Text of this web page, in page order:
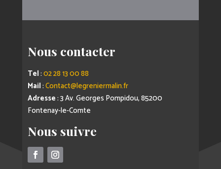
Nous contacter
Tel:02 28 13 00 88
Mail:Contact@legreniermalin.fr
Adresse: 3 Av. Georges Pompidou, 85200
Fontenay-le-Comte
Nous suivre